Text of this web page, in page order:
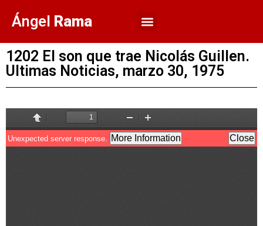
Ángel Rama
1202 El son que trae Nicolás Guillen.
Ultimas Noticias, marzo 30, 1975